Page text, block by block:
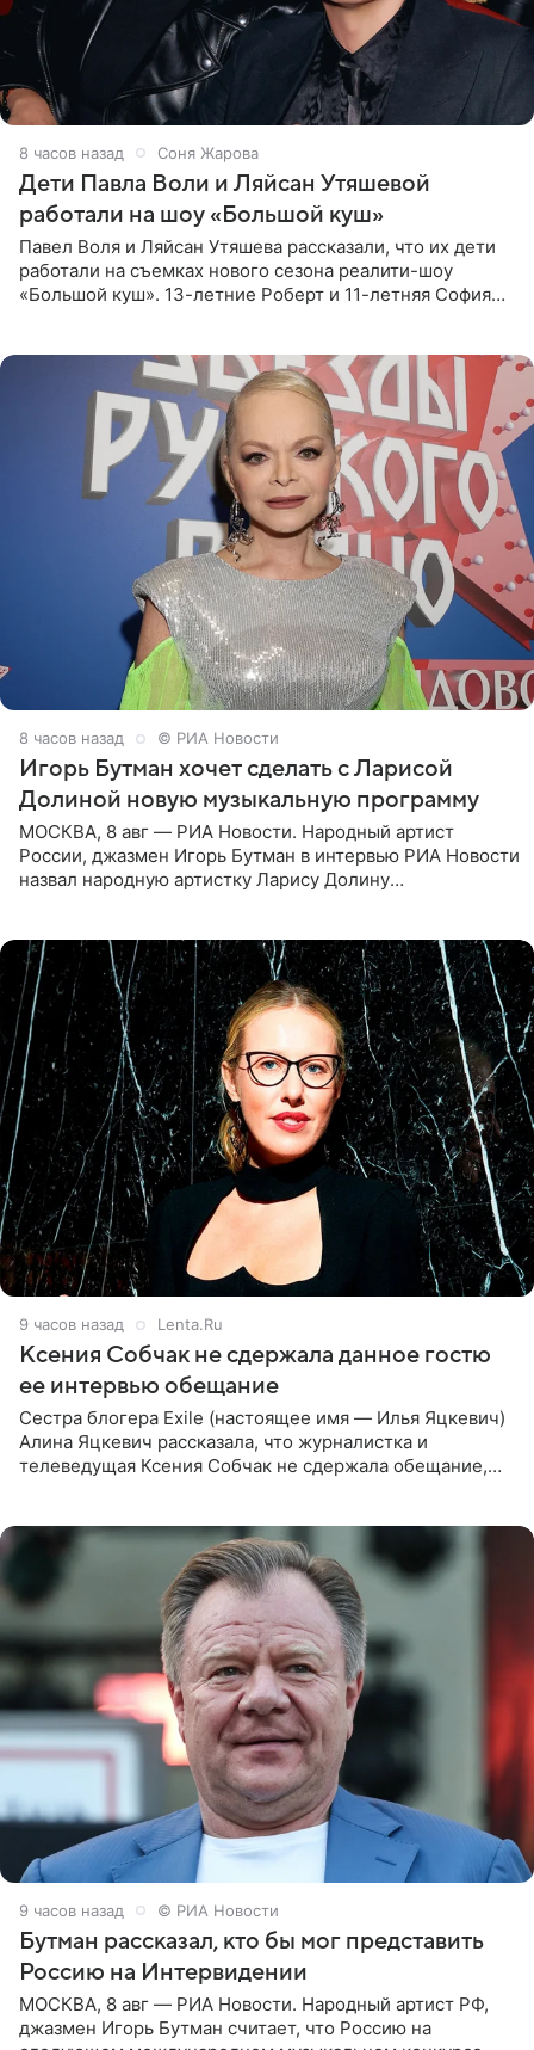
8 часов назад Соня Жарова
Дети Павла Воли и Ляйсан Утяшевой
работали на шоу «Большой куш»
Павел Воля и Ляйсан Утяшева рассказали, что их дети
работали на съемках нового сезона реалити-шоу
«Большой куш». 13-летние Роберт и 11-летняя София
8 часов назад © РИА Новости
Игорь Бутман хочет сделать с Ларисой
Долиной новую музыкальную программу
МОСКВА, 8 авг — РИА Новости. Народный артист
России, джазмен Игорь Бутман в интервью РИА Новости
назвал народную артистку Ларису Долину
9 часов назад Lenta.Ru
Ксения Собчак не сдержала данное гостю
ее интервью обещание
Сестра блогера Exile (настоящее имя — Илья Яцкевич)
Алина Яцкевич рассказала, что журналистка и
телеведущая Ксения Собчак не сдержала обещание,
9 часов назад © РИА Новости
Бутман рассказал, кто бы мог представить
Россию на Интервидении
МОСКВА, 8 авг — РИА Новости. Народный артист РФ,
джазмен Игорь Бутман считает, что Россию на